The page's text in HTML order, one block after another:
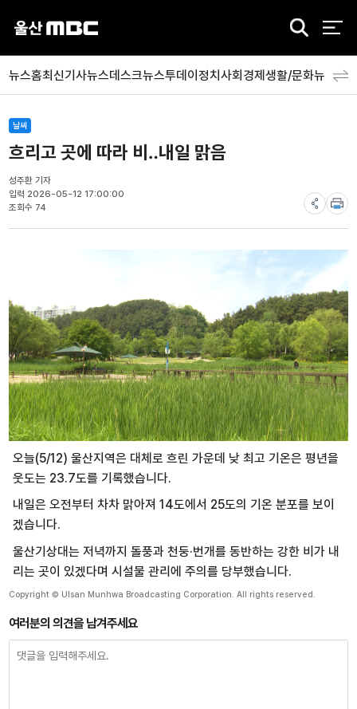
검
뉴스홈최신기사뉴스데스크뉴스투데이정치사회경제생활/문화뉴스특
날씨
흐리고 곳에 따라 비‥내일 맑음
성주환 기자
입력 2026-05-12 17:00:00
조회수 74
오늘(5/12) 울산지역은 대체로 흐린 가운데 낮 최고 기온은 평년을
웃도는 23.7도를 기록했습니다.
내일은 오전부터 차차 맑아져 14도에서 25도의 기온 분포를 보이
겠습니다.
울산기상대는 저녁까지 돌풍과 천둥·번개를 동반하는 강한 비가 내
리는 곳이 있겠다며 시설물 관리에 주의를 당부했습니다.
Copyright © Ulsan Munhwa Broadcasting Corporation. All rights reserved.
여러분의 의견을 남겨주세요